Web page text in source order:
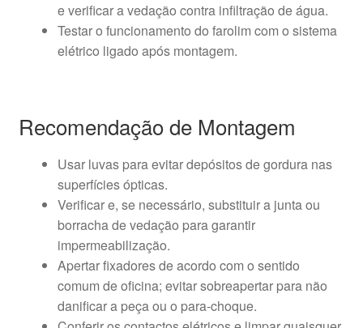
e verificar a vedação contra infiltração de água.
Testar o funcionamento do farolim com o sistema
elétrico ligado após montagem.
Recomendação de Montagem
Usar luvas para evitar depósitos de gordura nas
superfícies ópticas.
Verificar e, se necessário, substituir a junta ou
borracha de vedação para garantir
impermeabilização.
Apertar fixadores de acordo com o sentido
comum de oficina; evitar sobreapertar para não
danificar a peça ou o para-choque.